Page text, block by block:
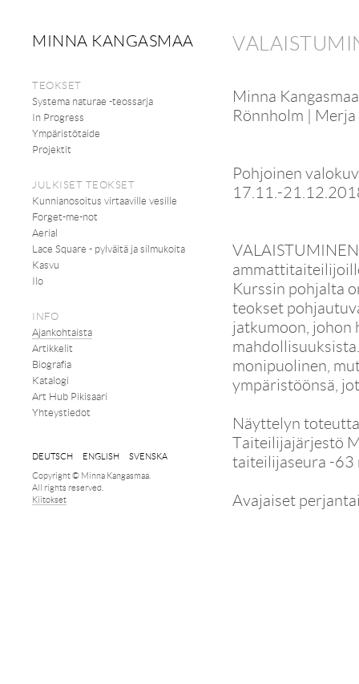
MINNA KANGASMAA
TEOKSET
Systema naturae -teossarja
In Progress
Ympäristötaide
Projektit
JULKISET TEOKSET
Kunnianosoitus virtaaville vesille
Forget-me-not
Aerial
Lace Square - pylväitä ja silmukoita
Kasvu
Ilo
INFO
Ajankohtaista
Artikkelit
Biografia
Katalogi
Art Hub Pikisaari
Yhteystiedot
DEUTSCH ENGLISH
SVENSKA
Copyright © Minna Kangasmaa.
All rights reserved.
Kiitokset
Minna
Rönnholm |
Pohjoinen
17.11.-
Kurssin pohjalta
teokset
jatkumoon, johon
monipuolinen,
ympäristöönsä,
Näyttelyn
Taiteilijajärjestö
taiteilijaseura -63
Avajaiset